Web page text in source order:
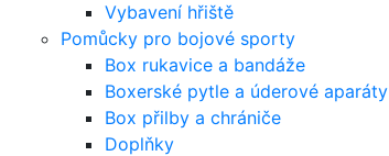
Vybavení hřiště
Pomůcky pro bojové sporty
Box rukavice a bandáže
Boxerské pytle a úderové aparáty
Box přilby a chrániče
Doplňky